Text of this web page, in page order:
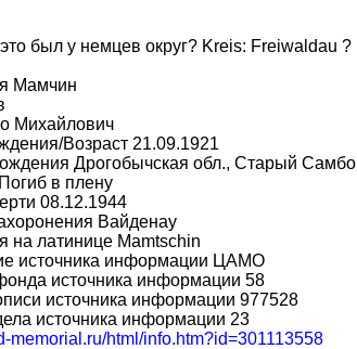
был у немцев округ? Kreis: Freiwaldau ?
Мамчин
Михайлович
Возраст 21.09.1921
Дрогобычская обл., Старый
в плену
08.12.1944
Вайденау
на латинице Mamtschin
источника информации ЦАМО
источника информации 58
источника информации 977528
источника информации 23
memorial.ru/html/info.htm?id=301113558